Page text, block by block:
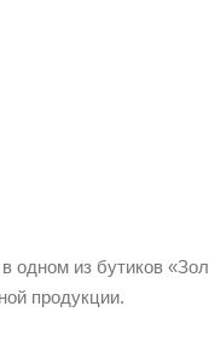
одном из бутиков
продукции.